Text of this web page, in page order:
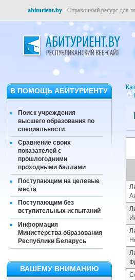
abiturient.by - Справочный ресурс для
В ПОМОЩЬ АБИТУРИЕНТУ
Поиск учреждения
высшего образования по
специальности
Сравнение своих
показателей с
прошлогодними
проходными баллами
Поступающим на целевые
места
Поступающим без
вступительных испытаний
Информация
Министерства образования
Республики Беларусь
ВАШЕМУ ВНИМАНИЮ